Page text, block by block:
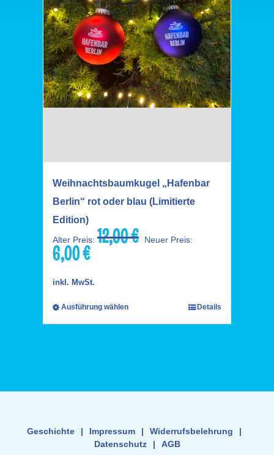
Weihnachtsbaumkugel „Hafenbar
Berlin“ rot oder blau (Limitierte
Edition)
Alter Preis: 12,00€
Ursprünglicher
Neuer Preis:
6,00€Aktueller
ist:
inkl. MwSt.
Ausführung wählen Details
Geschichte | Impressum | Widerrufsbelehrung
|
Datenschutz
| AGB